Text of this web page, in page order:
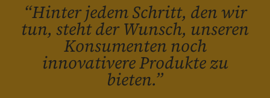
“Hinter jedem Schritt, den wir
tun, steht der Wunsch, unseren
Konsumenten noch
innovativere Produkte zu
bieten.”